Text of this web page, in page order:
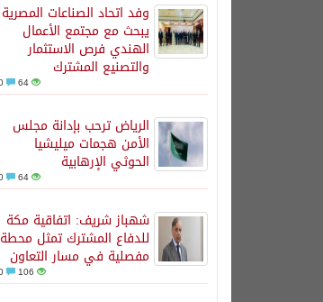
وفد اتحاد الصناعات المصرية
يبحث مع مجتمع الأعمال
الهندي فرص الاستثمار
والتصنيع المشترك
64
الرياض ترحب بإدانة مجلس
الأمن هجمات ميليشيا
الحوثي الإرهابية
64
شهباز شريف: اتفاقية مكة
للدفاع المشترك تمثل محطة
مفصلية في مسار التعاون
106